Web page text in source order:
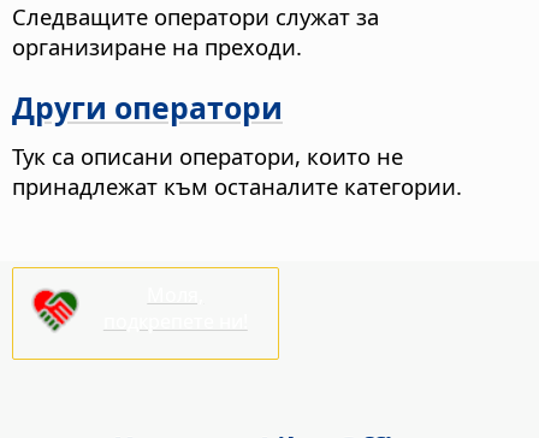
Следващите оператори служат за
организиране на преходи.
Други оператори
Тук са описани оператори, които не
принадлежат към останалите категории.